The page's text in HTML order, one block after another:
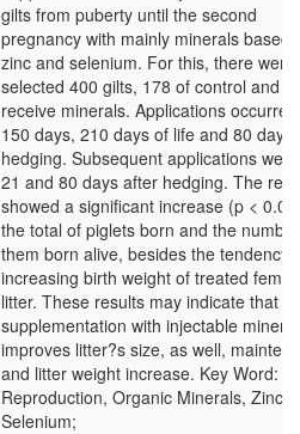
gilts from puberty until the second
pregnancy with mainly minerals based
zinc and selenium. For this, there were
selected 400 gilts, 178 of control and
receive minerals. Applications
150 days, 210 days of life and 80 days
hedging. Subsequent applications
21 and 80 days after hedging. The
showed a significant increase (p <
the total of piglets born and the
them born alive, besides the tendency
increasing birth weight of treated
litter. These results may indicate that
supplementation with injectable
improves litter?s size, as well,
and litter weight increase. Key Word:
Reproduction, Organic Minerals, Zinc,
Selenium;